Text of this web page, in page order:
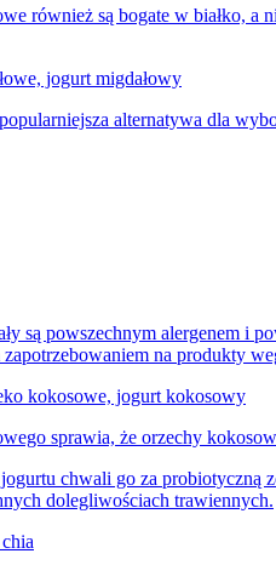
również są bogate w białko,
jogurt migdałowy
alternatywa dla
są powszechnym alergenem i
na produkty
kokosowe, jogurt kokosowy
sprawia, że ​​orzechy
chwali go za probiotyczną
dolegliwościach trawiennych.